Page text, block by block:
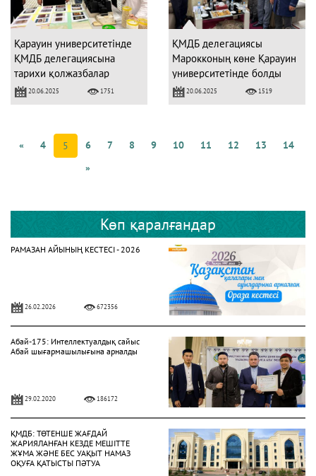
Қарауин университетінде
ҚМДБ делегациясына
тарихи қолжазбалар
таныстырылды
20.06.2025 1751
ҚМДБ делегациясы
Марокконың көне Қарауин
университетінде болды
20.06.2025 1519
« 4 5 6 7 8 9 10 11 12 13
14
»
Көп қаралғандар
РАМАЗАН АЙЫНЫҢ КЕСТЕСІ - 2026
26.02.2026 672356
Абай-175: Интеллектуалдық сайыс
Абай шығармашылығына арналды
29.02.2020 186172
ҚМДБ: ТӨТЕНШЕ ЖАҒДАЙ
ЖАРИЯЛАНҒАН КЕЗДЕ МЕШІТТЕ
ЖҰМА ЖӘНЕ БЕС УАҚЫТ НАМАЗ
ОҚУҒА ҚАТЫСТЫ ПӘТУА